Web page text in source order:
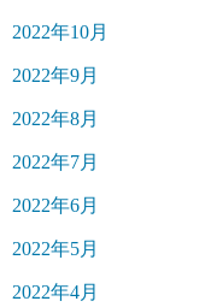
2022年10月
2022年9月
2022年8月
2022年7月
2022年6月
2022年5月
2022年4月